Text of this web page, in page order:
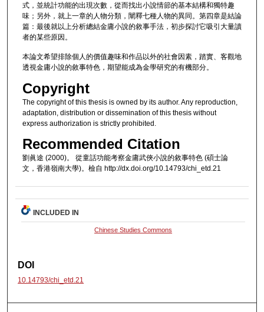
式，並統計功能的出現次數，從而找出小說情節的基本結構和獨特趣
味；另外，就上一章的人物分類，闡釋七種人物的異同。第四章是結論
篇：最後就以上分析總結金庸小說的敘事手法，初步探討它吸引大量讀
者的某些原因。
本論文希望排除個人的價值趣味和作品以外的社會因素，踏實、客觀地
透視金庸小說的敘事特色，期望能成為金學研究的有機部分。
Copyright
The copyright of this thesis is owned by its author. Any reproduction,
adaptation, distribution or dissemination of this thesis without
express authorization is strictly prohibited.
Recommended Citation
劉眞途 (2000)。 從童話功能考察金庸武俠小說的敘事特色 (碩士論
文，香港嶺南大學)。檢自 http://dx.doi.org/10.14793/chi_etd.21
INCLUDED IN
Chinese Studies Commons
DOI
10.14793/chi_etd.21